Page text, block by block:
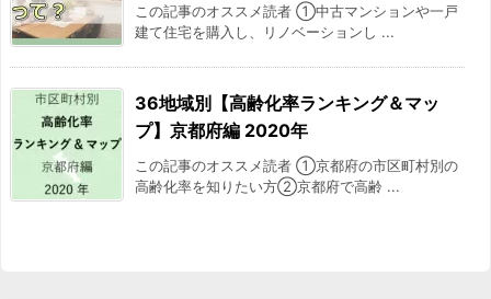
この記事のオススメ読者 ①中古マンションや一戸
建て住宅を購入し、リノベーションし ...
36地域別【高齢化率ランキング＆マッ
プ】京都府編 2020年
この記事のオススメ読者 ①京都府の市区町村別の
高齢化率を知りたい方②京都府で高齢 ...